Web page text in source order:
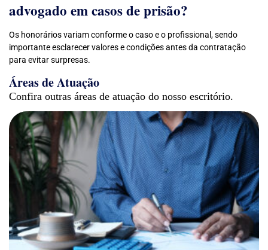
advogado em casos de prisão?
Os honorários variam conforme o caso e o profissional, sendo
importante esclarecer valores e condições antes da contratação
para evitar surpresas.
Áreas de Atuação
Confira outras áreas de atuação do nosso escritório.